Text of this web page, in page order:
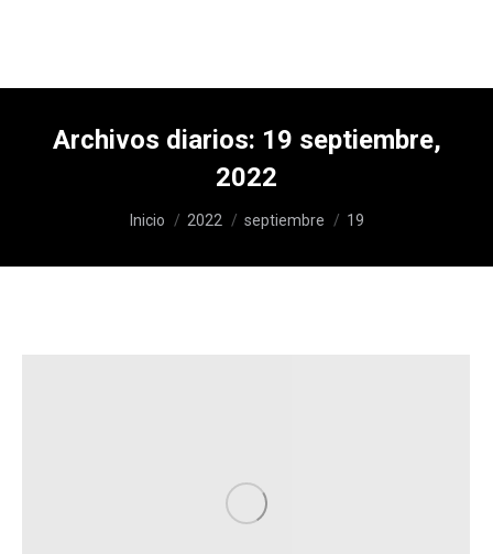
Archivos diarios: 19 septiembre,
2022
Estás aquí:
Inicio 2022 septiembre 19